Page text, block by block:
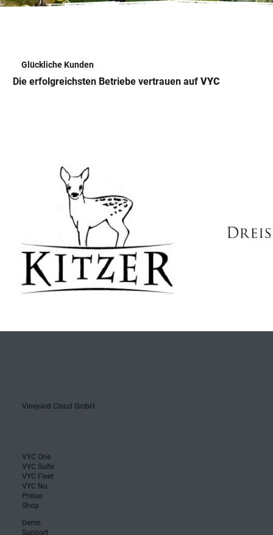
Glückliche Kunden
Die erfolgreichsten Betriebe vertrauen auf VYC
Vineyard Cloud GmbH
VYC One
VYC Suite
VYC Fleet
VYC Nu
Preise
Shop
Demo
Support